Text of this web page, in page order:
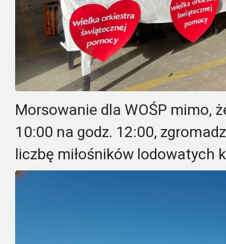
Morsowanie dla WOŚP mimo,
10:00 na godz. 12:00,
liczbę miłośników lodowatych